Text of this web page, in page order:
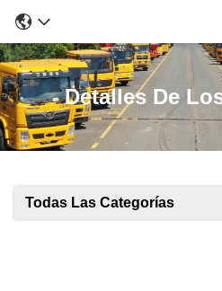
Detalles De
Todas Las Categorías